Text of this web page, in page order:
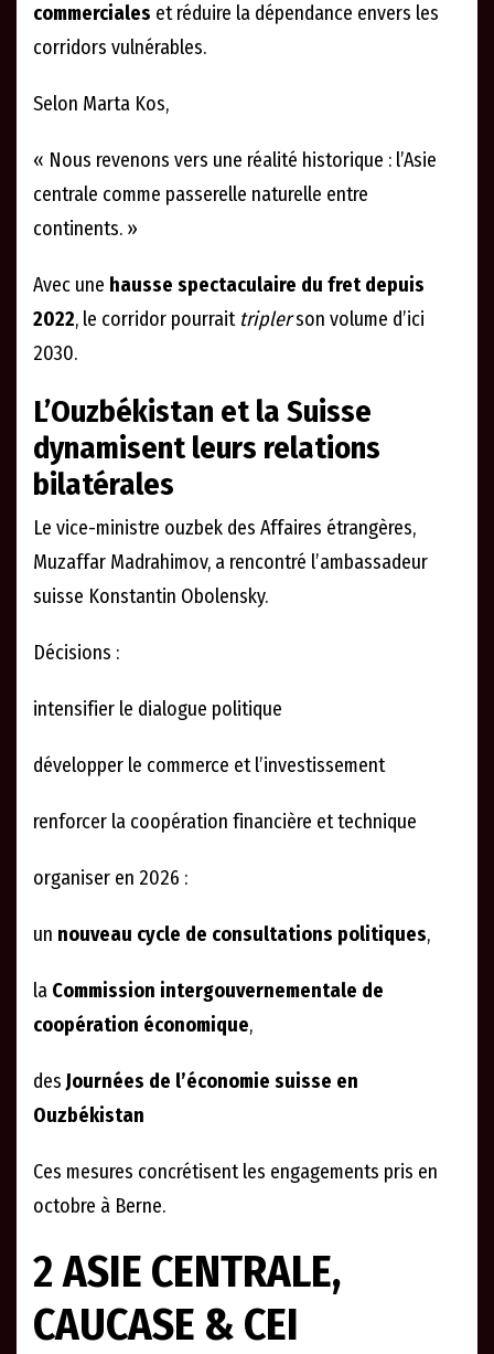
commerciales et réduire la dépendance envers les
corridors vulnérables.
Selon Marta Kos,
« Nous revenons vers une réalité historique : l’Asie
centrale comme passerelle naturelle entre
continents. »
Avec une hausse spectaculaire du fret depuis
2022, le corridor pourrait triplerson volume d’ici
2030.
L’Ouzbékistan et la Suisse
dynamisent leurs relations
bilatérales
Le vice-ministre ouzbek des Affaires étrangères,
Muzaffar Madrahimov, a rencontré l’ambassadeur
suisse Konstantin Obolensky.
Décisions :
intensifier le dialogue politique
développer le commerce et l’investissement
renforcer la coopération financière et technique
organiser en 2026 :
un nouveau cycle de consultations politiques,
la Commission intergouvernementale de
coopération économique,
des Journées de l’économie suisse en
Ouzbékistan
Ces mesures concrétisent les engagements pris en
octobre à Berne.
2ASIE CENTRALE,
CAUCASE & CEI